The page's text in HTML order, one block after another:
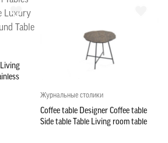
Журнальные столики
Coffee table Designer Coffee table
Side table Table Living room table